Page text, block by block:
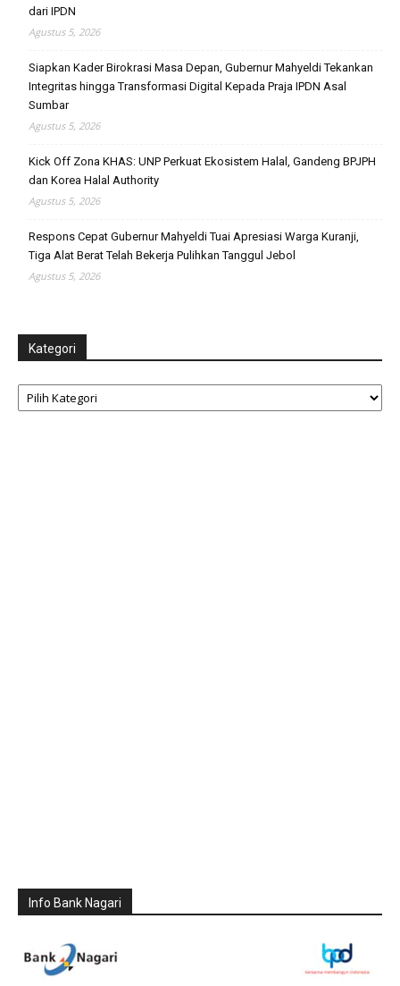
dari IPDN
Agustus 5, 2026
Siapkan Kader Birokrasi Masa Depan, Gubernur Mahyeldi Tekankan
Integritas hingga Transformasi Digital Kepada Praja IPDN Asal
Sumbar
Agustus 5, 2026
Kick Off Zona KHAS: UNP Perkuat Ekosistem Halal, Gandeng BPJPH
dan Korea Halal Authority
Agustus 5, 2026
Respons Cepat Gubernur Mahyeldi Tuai Apresiasi Warga Kuranji,
Tiga Alat Berat Telah Bekerja Pulihkan Tanggul Jebol
Agustus 5, 2026
Kategori
Kategori
Info Bank Nagari